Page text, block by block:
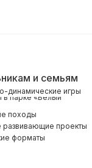
и семьям
динамические игры
в парке «Белый
походы
развивающие проекты
форматы